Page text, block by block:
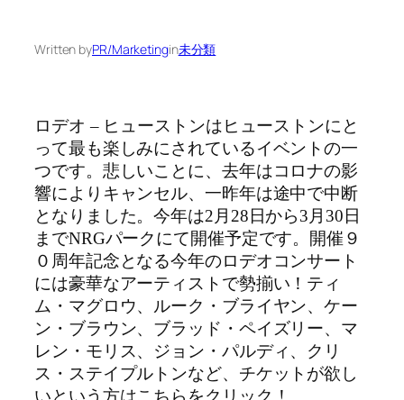
Written byPR/Marketingin未分類
ロデオ – ヒューストンはヒューストンにと
って最も楽しみにされているイベントの一
つです。悲しいことに、去年はコロナの影
響によりキャンセル、一昨年は途中で中断
となりました。今年は2月28日から3月30日
までNRGパークにて開催予定です。開催９
０周年記念となる今年のロデオコンサート
には豪華なアーティストで勢揃い！ティ
ム・マグロウ、ルーク・ブライヤン、ケー
ン・ブラウン、ブラッド・ペイズリー、マ
レン・モリス、ジョン・パルディ、クリ
ス・ステイプルトンなど、チケットが欲し
いという方はこちらをクリック！